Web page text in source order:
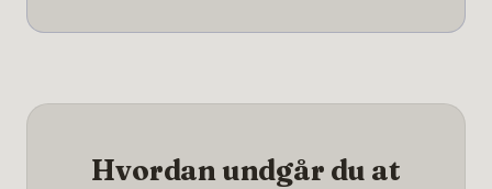
Hvordan undgår du at